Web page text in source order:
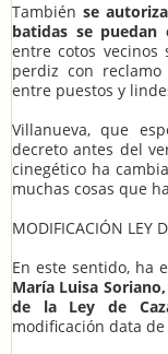
También se
batidas se
entre cotos
perdiz con
entre puestos y
Villanueva, que
decreto antes del
cinegético ha
muchas cosas que
MODIFICACIÓN LEY
En este sentido, ha
María Luisa
de la Ley de
modificación data de